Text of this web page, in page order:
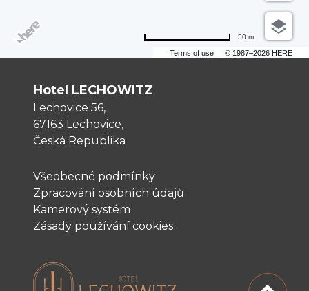
Terms of use © 1987–2026 HERE
50 m
Hotel LECHOWITZ
Lechovice 56,
67163 Lechovice,
Česká Republika
Všeobecné podmínky
Zpracování osobních údajů
Kamerový systém
Zásady používání cookies